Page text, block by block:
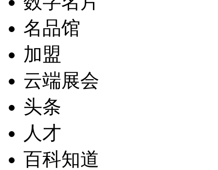
名品馆
加盟
云端展会
头条
人才
百科知道